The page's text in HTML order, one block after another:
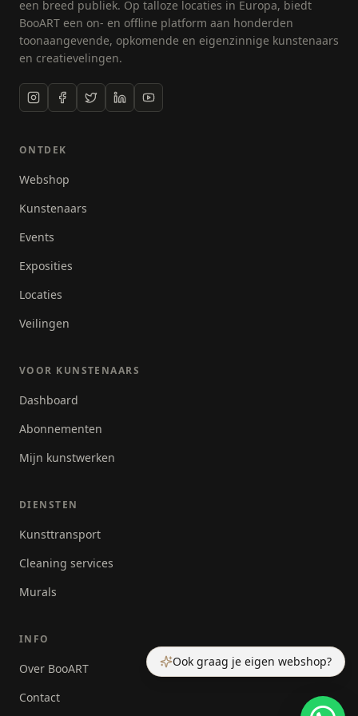
Ook graag je eigen webshop?
een breed publiek. Op talloze locaties in Europa, biedt
BooART een on- en offline platform aan honderden
toonaangevende, opkomende en eigenzinnige kunstenaars
en creatievelingen.
ONTDEK
Webshop
Kunstenaars
Events
Exposities
Locaties
Veilingen
VOOR KUNSTENAARS
Dashboard
Abonnementen
Mijn kunstwerken
DIENSTEN
Kunsttransport
Cleaning services
Murals
INFO
Over BooART
Contact